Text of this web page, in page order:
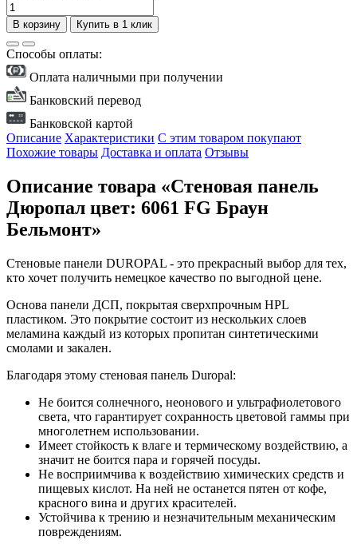
В корзину Купить в 1 клик
Способы оплаты:
Оплата наличными при получении
Банковский перевод
Банковской картой
Описание Характеристики С этим товаром покупают
Похожие товары Доставка и оплата Отзывы
Описание товара «Стеновая панель
Дюропал цвет: 6061 FG Браун
Бельмонт»
Стеновые панели DUROPAL - это прекрасный выбор для тех,
кто хочет получить немецкое качество по выгодной цене.
Основа панели ДСП, покрытая сверхпрочным HPL
пластиком. Это покрытие состоит из нескольких слоев
меламина каждый из которых пропитан синтетическими
смолами и закален.
Благодаря этому стеновая панель Duropal:
Не боится солнечного, неонового и ультрафиолетового
света, что гарантирует сохранность цветовой гаммы при
многолетнем использовании.
Имеет стойкость к влаге и термическому воздействию, а
значит не боится пара и горячей посуды.
Не восприимчива к воздействию химических средств и
пищевых кислот. На ней не останется пятен от кофе,
красного вина и других красителей.
Устойчива к трению и незначительным механическим
повреждениям.